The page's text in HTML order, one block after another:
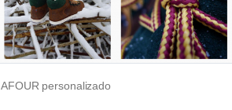
AFOUR personalizado